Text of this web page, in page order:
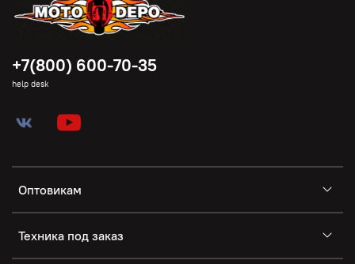
Оптовикам
Техника под заказ
+7(800) 600-70-35
help desk